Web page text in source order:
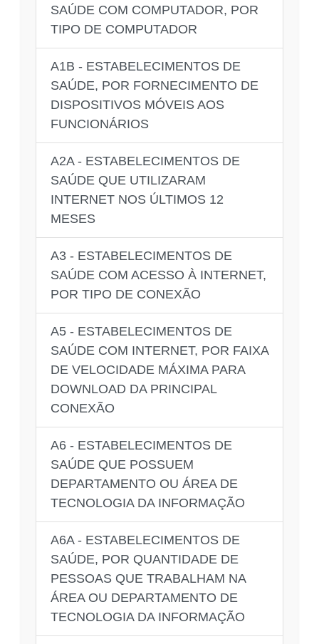
SAÚDE COM COMPUTADOR, POR
TIPO DE COMPUTADOR
A1B - ESTABELECIMENTOS DE
SAÚDE, POR FORNECIMENTO DE
DISPOSITIVOS MÓVEIS AOS
FUNCIONÁRIOS
A2A - ESTABELECIMENTOS DE
SAÚDE QUE UTILIZARAM
INTERNET NOS ÚLTIMOS 12
MESES
A3 - ESTABELECIMENTOS DE
SAÚDE COM ACESSO À INTERNET,
POR TIPO DE CONEXÃO
A5 - ESTABELECIMENTOS DE
SAÚDE COM INTERNET, POR FAIXA
DE VELOCIDADE MÁXIMA PARA
DOWNLOAD DA PRINCIPAL
CONEXÃO
A6 - ESTABELECIMENTOS DE
SAÚDE QUE POSSUEM
DEPARTAMENTO OU ÁREA DE
TECNOLOGIA DA INFORMAÇÃO
A6A - ESTABELECIMENTOS DE
SAÚDE, POR QUANTIDADE DE
PESSOAS QUE TRABALHAM NA
ÁREA OU DEPARTAMENTO DE
TECNOLOGIA DA INFORMAÇÃO